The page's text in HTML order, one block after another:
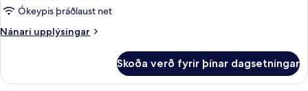
Ókeypis þráðlaust net
Nánari upplýsingar
Nánari
fyrir
Skoða verð fyrir þínar dagsetningar